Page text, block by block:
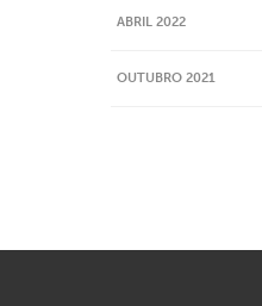
ABRIL 2022
OUTUBRO 2021